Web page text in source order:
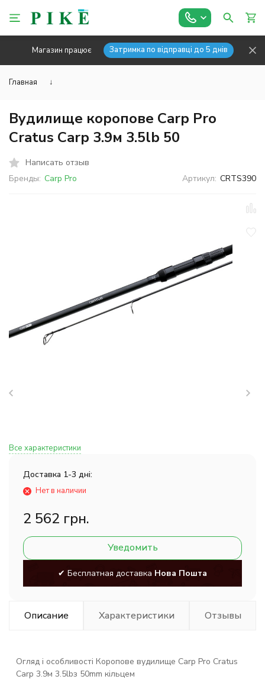
Магазин працює Затримка по відправці до 5 днів
Главная ↓
Вудилище коропове Carp Pro
Cratus Carp 3.9м 3.5lb 50
Написать отзыв
Бренды: Carp Pro Артикул: CRTS390
Все характеристики
Доставка 1-3 дні:
Нет в наличии
2 562 грн.
Уведомить
✔ Бесплатная доставка Нова Пошта
Описание Характеристики Отзывы
Огляд і особливості Коропове вудилище Carp Pro Cratus
Carp 3.9м 3.5lbз 50mm кільцем